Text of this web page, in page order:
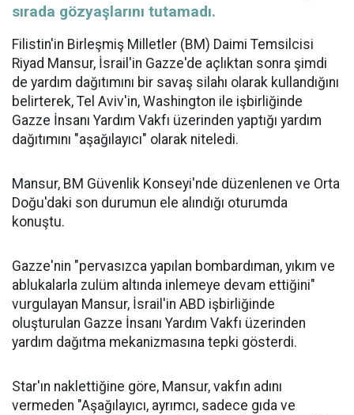
sırada gözyaşlarını tutamadı.
Filistin'in Birleşmiş Milletler (BM) Daimi Temsilcisi
Riyad Mansur, İsrail'in Gazze'de açlıktan sonra şimdi
de yardım dağıtımını bir savaş silahı olarak kullandığını
belirterek, Tel Aviv'in, Washington ile işbirliğinde
Gazze İnsanı Yardım Vakfı üzerinden yaptığı yardım
dağıtımını "aşağılayıcı" olarak niteledi.
Mansur, BM Güvenlik Konseyi'nde düzenlenen ve Orta
Doğu'daki son durumun ele alındığı oturumda
konuştu.
Gazze'nin "pervasızca yapılan bombardıman, yıkım ve
ablukalarla zulüm altında inlemeye devam ettiğini"
vurgulayan Mansur, İsrail'in ABD işbirliğinde
oluşturulan Gazze İnsanı Yardım Vakfı üzerinden
yardım dağıtma mekanizmasına tepki gösterdi.
Star'ın naklettiğine göre, Mansur, vakfın adını
vermeden "Aşağılayıcı, ayrımcı, sadece gıda ve